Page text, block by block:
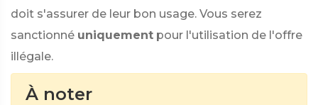
doit s'assurer de leur bon usage. Vous serez
sanctionné uniquement pour l'utilisation de l'offre
illégale.
À noter